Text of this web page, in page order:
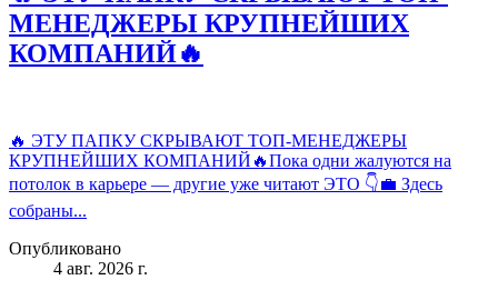
МЕНЕДЖЕРЫ КРУПНЕЙШИХ
КОМПАНИЙ🔥
🔥 ЭТУ ПАПКУ СКРЫВАЮТ ТОП-МЕНЕДЖЕРЫ
КРУПНЕЙШИХ КОМПАНИЙ🔥Пока одни жалуются на
потолок в карьере — другие уже читают ЭТО 👇💼 Здесь
собраны...
Опубликовано
4 авг. 2026 г.